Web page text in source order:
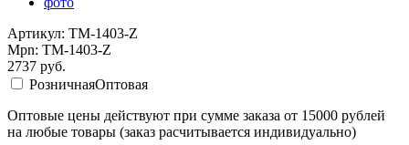
Артикул: TM-1403-Z
Mpn: TM-1403-Z
2737 руб.
РозничнаяОптовая
Оптовые цены действуют при сумме заказа от 15000 рублей
на любые товары (заказ расчитывается индивидуально)